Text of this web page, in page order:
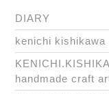
DIARY
kenichi
handmade craft